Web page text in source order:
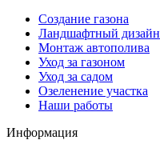
Создание газона
Ландшафтный дизайн
Монтаж автополива
Уход за газоном
Уход за садом
Озеленение участка
Наши работы
Информация